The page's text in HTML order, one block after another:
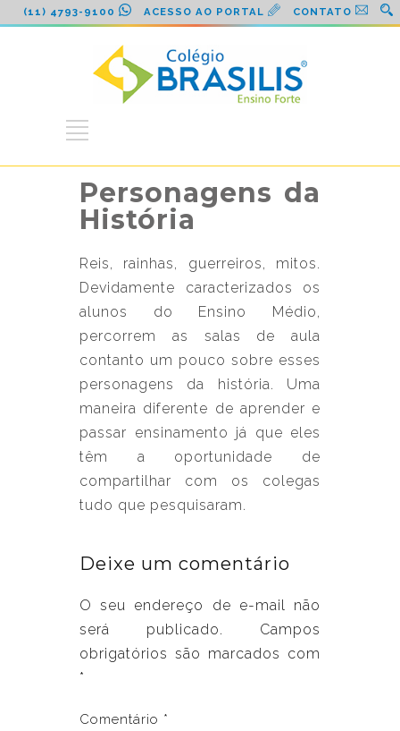
(11) 4793-9100 ACESSO AO PORTAL CONTATO
Personagens da
História
Reis, rainhas, guerreiros, mitos.
Devidamente caracterizados os
alunos do Ensino Médio,
percorrem as salas de aula
contanto um pouco sobre esses
personagens da história. Uma
maneira diferente de aprender e
passar ensinamento já que eles
têm a oportunidade de
compartilhar com os colegas
tudo que pesquisaram.
Deixe um comentário
O seu endereço de e-mail não
será publicado.
Campos
obrigatórios são marcados com
*
Comentário *